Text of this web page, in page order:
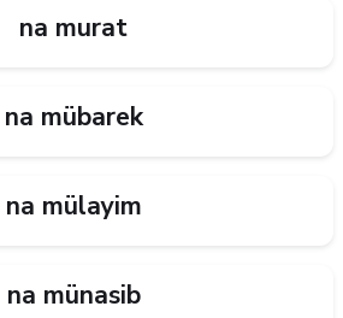
na murat
na mübarek
na mülayim
na münasib